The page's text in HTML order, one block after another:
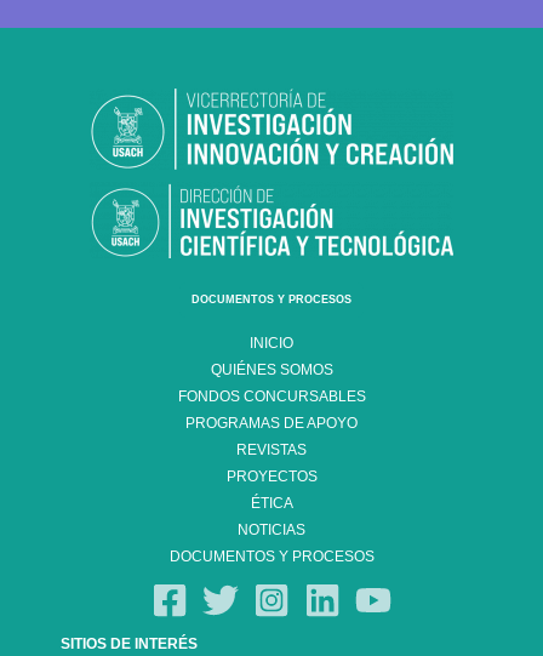
DOCUMENTOS Y PROCESOS
INICIO
QUIÉNES SOMOS
FONDOS CONCURSABLES
PROGRAMAS DE APOYO
REVISTAS
PROYECTOS
ÉTICA
NOTICIAS
DOCUMENTOS Y PROCESOS
SITIOS DE INTERÉS